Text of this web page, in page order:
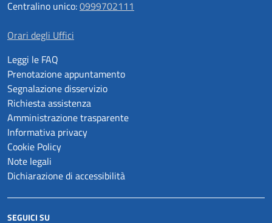
Centralino unico:0999702111
Orari degli Uffici
Leggi le FAQ
Prenotazione appuntamento
Segnalazione disservizio
Richiesta assistenza
Amministrazione trasparente
Informativa privacy
Cookie Policy
Note legali
Dichiarazione di accessibilità
SEGUICI SU